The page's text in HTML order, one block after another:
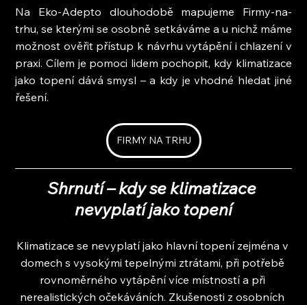
Na Eko-Adepto dlouhodobě mapujeme Firmy-na-
trhu, se kterými se osobně setkáváme a u nichž máme
možnost ověřit přístup k návrhu vytápění i chlazení v
praxi. Cílem je pomoci lidem pochopit, kdy klimatizace
jako topení dává smysl – a kdy je vhodné hledat jiné
řešení.
FIRMY NA TRHU
Shrnutí – kdy se klimatizace
nevyplatí jako topení
Klimatizace se nevyplatí jako hlavní topení zejména v
domech s vysokými tepelnými ztrátami, při potřebě
rovnoměrného vytápění více místností a při
nerealistických očekáváních. Zkušenosti z osobních